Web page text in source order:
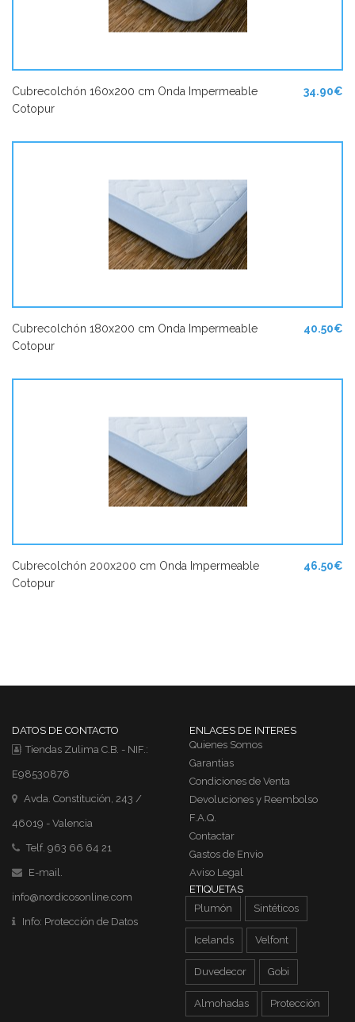
34.90€
Cubrecolchón 160x200 cm Onda Impermeable
Cotopur
40.50€
Cubrecolchón 180x200 cm Onda Impermeable
Cotopur
46.50€
Cubrecolchón 200x200 cm Onda Impermeable
Cotopur
DATOS DE CONTACTO
Tiendas Zulima C.B. - NIF.:
E98530876
Avda. Constitución, 243 /
46019 - Valencia
Telf. 963 66 64 21
E-mail.
info@nordicosonline.com
Info: Protección de Datos
ENLACES DE INTERES
Quienes Somos
Garantias
Condiciones de Venta
Devoluciones y Reembolso
F.A.Q.
Contactar
Gastos de Envio
Aviso Legal
ETIQUETAS
Plumón
Sintéticos
Icelands Velfont
Duvedecor Gobi
Almohadas Protección